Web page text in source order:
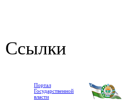
Ссылки
Портал
Государственной
власти